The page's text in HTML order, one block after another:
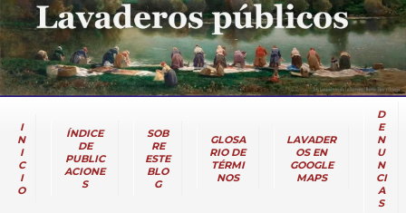
I
N
I
C
I
O
ÍNDICE
DE
PUBLIC
ACIONE
S
SOB
RE
ESTE
BLO
G
GLOSA
RIO DE
TÉRMI
NOS
LAVADER
OS EN
GOOGLE
MAPS
D
E
N
U
N
CI
A
S